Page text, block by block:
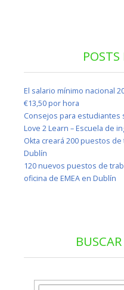
POSTS
El salario mínimo nacional
€13,50 por hora
Consejos para estudiantes
Love 2 Learn – Escuela de
Okta creará 200 puestos
Dublín
120 nuevos puestos de
oficina de EMEA en Dublín